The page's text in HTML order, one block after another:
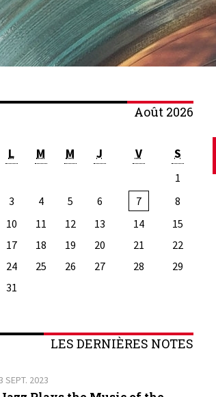
Août 2026
L M M J V S
1
3 4 5 6 7
8
10 11 12 13 14
15
17 18 19 20 21
22
24 25 26 27 28
29
31
LES DERNIÈRES NOTES
SEPT. 2023